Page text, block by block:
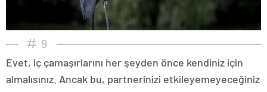
9
Evet, iç çamaşırlarını her şeyden önce kendiniz için
almalısınız. Ancak bu, partnerinizi etkileyemeyeceğiniz